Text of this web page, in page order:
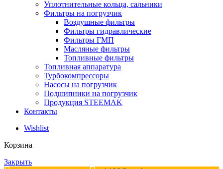
Уплотнительные кольца, сальники
Фильтры на погрузчик
Воздушные фильтры
Фильтры гидравлические
Фильтры ГМП
Масляные фильтры
Топливные фильтры
Топливная аппаратура
Турбокомпрессоры
Насосы на погрузчик
Подшипники на погрузчик
Продукция STEEMAK
Контакты
Wishlist
Корзина
Закрыть